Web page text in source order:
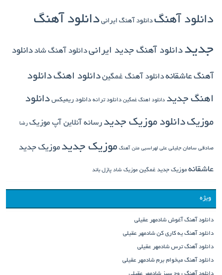
دانلود آهنگ دانلود آهنگ ایرانی دانلود آهنگ
جدید دانلود آهنگ جدید ایرانیدانلود آهنگ شاد دانلود
آهنگ عاشقانهدانلود آهنگ غمگیندانلود اهنگ دانلود
اهنگ جدید دانلود اهنگ غمگین دانلود ترانه دانلود ریمیکس دانلود
موزیکدانلود موزیک جدید رسانه آنلاین آپ موزیک رضا
صادقی سامان جلیلی علی لهراسبی متن آهنگ موزیک جدید موزیک جدید
عاشقانه موزیک جدید غمگین موزیک شاد پازل باند
ویژه
دانلود آهنگ آغوش شادمهر عقیلی
دانلود آهنگ یه کاری کن شادمهر عقیلی
دانلود آهنگ ترس شادمهر عقیلی
دانلود آهنگ میخوام برم شادمهر عقیلی